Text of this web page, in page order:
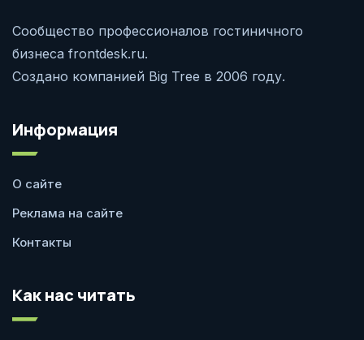
Сообщество профессионалов гостиничного
бизнеса frontdesk.ru.
Создано компанией Big Tree в 2006 году.
Информация
О сайте
Реклама на сайте
Контакты
Как нас читать